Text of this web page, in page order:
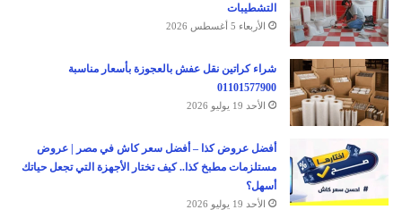
التشطيبات
الأربعاء 5 أغسطس 2026
شراء كراتين نقل عفش بالعجوزة بأسعار مناسبة
01101577900
الأحد 19 يوليو 2026
أفضل عروض كذا – أفضل سعر كاش في مصر | عروض
مستلزمات مطبخ كذا.. كيف تختار الأجهزة التي تجعل حياتك
أسهل؟
الأحد 19 يوليو 2026